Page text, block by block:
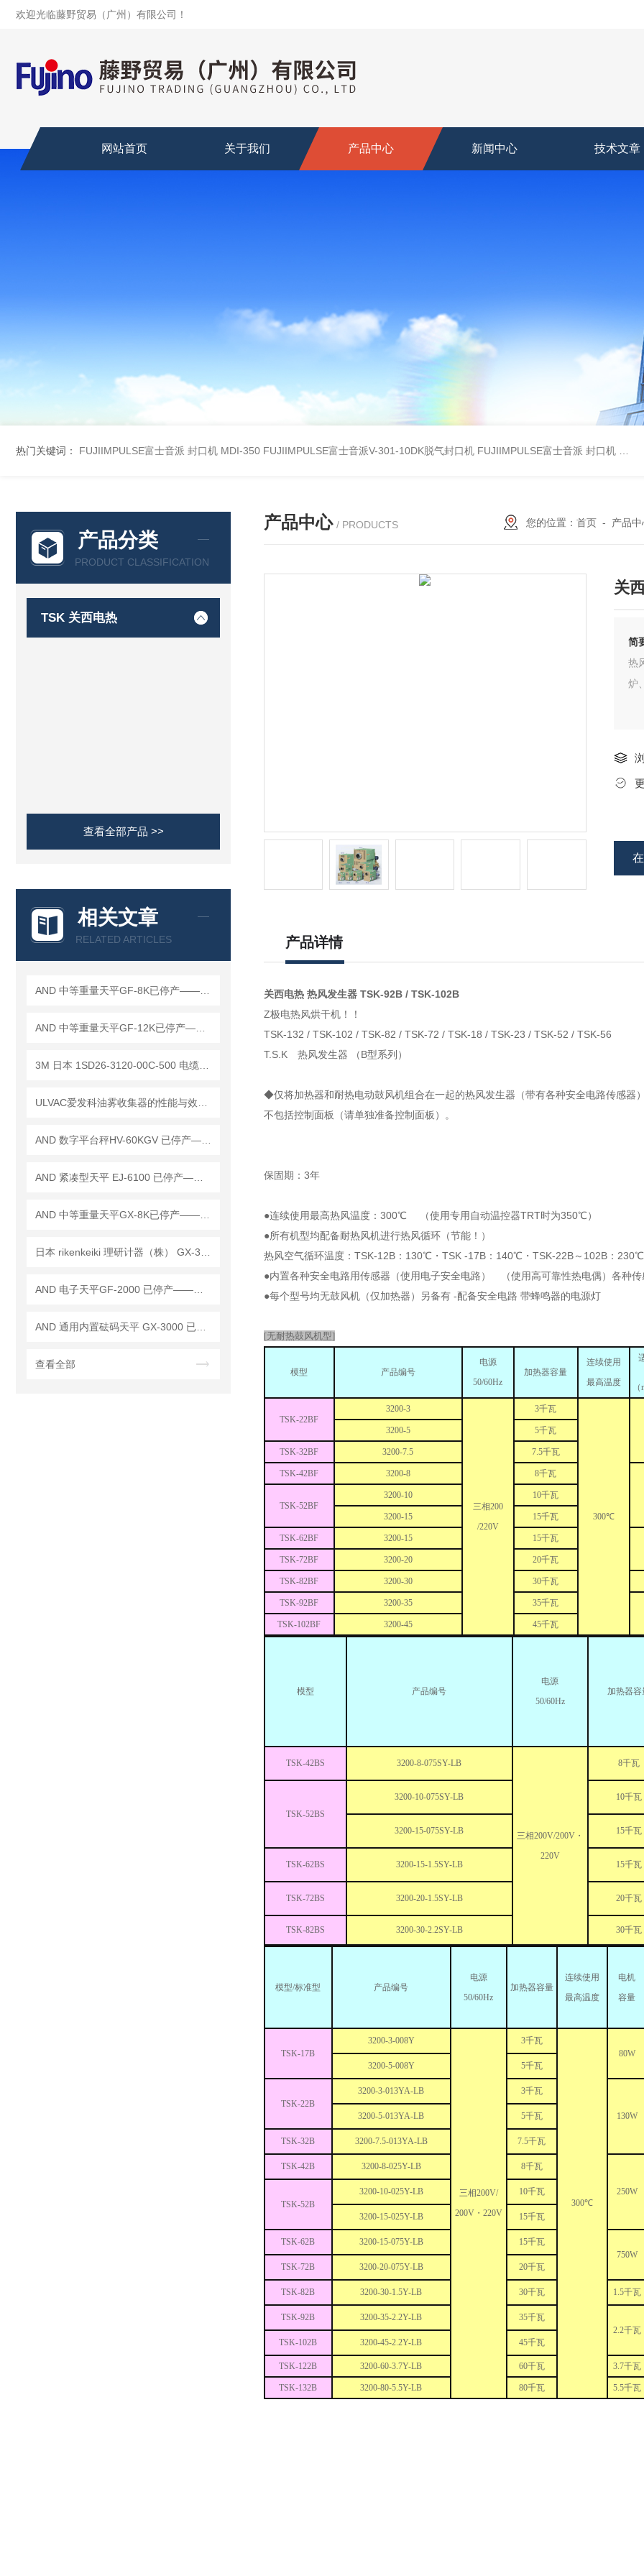
欢迎光临藤野贸易（广州）有限公司！
网站首页 关于我们 产品中心 新闻中心 技术文章
热门关键词： FUJIIMPULSE富士音派 封口机 MDI-350 FUJIIMPULSE富士音派V-301-10DK脱气封口机 FUJIIMPULSE富士音派 封口机 P-200
产品分类
PRODUCT CLASSIFICATION
TSK 关西电热
查看全部产品 >>
相关文章
RELATED ARTICLES
查看全部
产品中心 / PRODUCTS 您的位置： 首页- 产品中
关
简
热
炉
产品详情
关西电热 热风发生器 TSK-92B / TSK-102B
Z极电热风烘干机！！
TSK-132 / TSK-102 / TSK-82 / TSK-72 / TSK-18 / TSK-23 / TSK-52 / TSK-56
T.S.K 热风发生器 （B型系列）
◆仅将加热器和耐热电动鼓风机组合在一起的热风发生器（带有各种安全电路传感器）
不包括控制面板（请单独准备控制面板）。
保固期：3年
●连续使用最高热风温度：300℃ （使用专用自动温控器TRT时为350℃）
●所有机型均配备耐热风机进行热风循环（节能！）
热风空气循环温度：TSK-12B：130℃・TSK -17B：140℃・TSK-22B～102B：230℃
●内置各种安全电路用传感器（使用电子安全电路） （使用高可靠性热电偶）各种传
●每个型号均无鼓风机（仅加热器）另备有 -配备安全电路 带蜂鸣器的电源灯
[无耐热鼓风机型]
模型 产品编号
电源
50/60Hz
加热器容量
连续使用
最高温度
TSK-22BF
3200-3
三相200
/220V
3千瓦
300℃
3200-5 5千瓦
TSK-32BF 3200-7.5 7.5千瓦
TSK-42BF 3200-8 8千瓦
TSK-52BF
3200-10 10千瓦
3200-15 15千瓦
TSK-62BF 3200-15
15千瓦
TSK-72BF 3200-20 20千瓦
TSK-82BF 3200-30 30千瓦
TSK-92BF 3200-35
35千瓦
TSK-102BF
3200-45 45千瓦
模型 产品编号
电源
50/60Hz
加热器容
TSK-42BS 3200-8-075SY-LB
三相200V/200V・
220V
8千瓦
TSK-52BS
3200-10-075SY-LB 10千瓦
3200-15-075SY-LB 15千瓦
TSK-62BS 3200-15-1.5SY-LB
15千瓦
TSK-72BS
3200-20-1.5SY-LB 20千瓦
TSK-82BS 3200-30-2.2SY-LB 30千瓦
模型/标准型 产品编号
电源
50/60Hz
加热器容量
连续使用
最高温度
电机
容量
TSK-17B
3200-3-008Y
三相200V/
200V・220V
3千瓦
300℃
80W
3200-5-008Y
5千瓦
TSK-22B
3200-3-013YA-LB 3千瓦
130W
3200-5-013YA-LB 5千瓦
TSK-32B 3200-7.5-013YA-LB 7.5千瓦
TSK-42B 3200-8-025Y-LB 8千瓦
250W
TSK-52B
3200-10-025Y-LB 10千瓦
3200-15-025Y-LB 15千瓦
TSK-62B 3200-15-075Y-LB
15千瓦
750W
TSK-72B
3200-20-075Y-LB 20千瓦
TSK-82B 3200-30-1.5Y-LB 30千瓦 1.5千瓦
TSK-92B 3200-35-2.2Y-LB
35千瓦
2.2千瓦
TSK-102B
3200-45-2.2Y-LB 45千瓦
TSK-122B 3200-60-3.7Y-LB 60千瓦 3.7千瓦
TSK-132B 3200-80-5.5Y-LB 80千瓦 5.5千瓦